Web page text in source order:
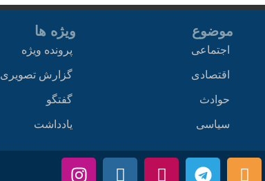
موضوع
اجتماعی
اقتصادی
حوادث
سیاسی
ویژه ها
پرونده ویژه
گزارش تصویری
گفتگو
یادداشت